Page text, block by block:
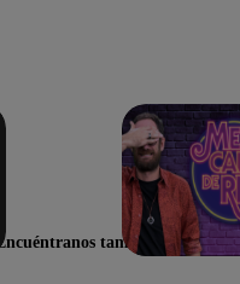
Encuéntranos también en